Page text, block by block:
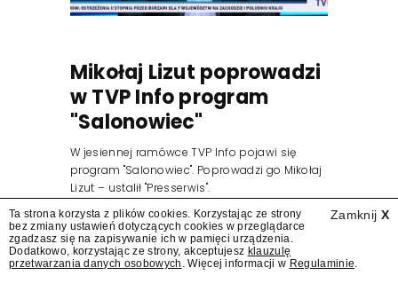
Mikołaj Lizut poprowadzi
w TVP Info program
"Salonowiec"
W jesiennej ramówce TVP Info pojawi się
program "Salonowiec". Poprowadzi go Mikołaj
Lizut – ustalił "Presserwis".
Zamknij X
Ta strona korzysta z plików cookies. Korzystając ze strony
bez zmiany ustawień dotyczących cookies w przeglądarce
zgadzasz się na zapisywanie ich w pamięci urządzenia.
Dodatkowo, korzystając ze strony, akceptujesz klauzulę
przetwarzania danych osobowych . Więcej informacji w Regulaminie.